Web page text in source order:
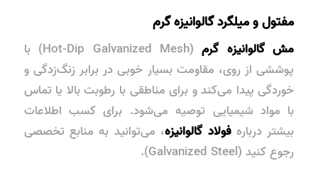
مفتول و میلگرد گالوانیزه گرم
مش گالوانیزه گرم
(Hot-Dip Galvanized Mesh) با
پوششی از روی، مقاومت بسیار خوبی در برابر زنگ‌زدگی و
خوردگیپیدا می‌کند و برای مناطقی با رطوبت بالا یا تماس
با مواد شیمیایی توصیه می‌شود. برای کسب اطلاعات
بیشتر دربارهفولاد گالوانیزه، می‌توانید به منابع تخصصی
رجوع کنید (Galvanized Steel).